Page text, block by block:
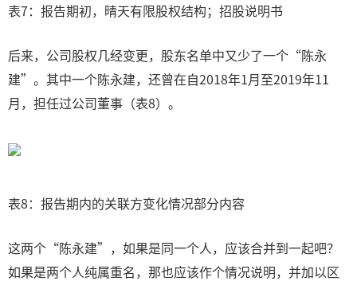
表7：报告期初，晴天有限股权结构；招股说明书
后来，公司股权几经变更，股东名单中又少了一个“陈永
建”。其中一个陈永建，还曾在自2018年1月至2019年11
月，担任过公司董事（表8）。
表8：报告期内的关联方变化情况部分内容
这两个“陈永建”，如果是同一个人，应该合并到一起吧？
如果是两个人纯属重名，那也应该作个情况说明，并加以区